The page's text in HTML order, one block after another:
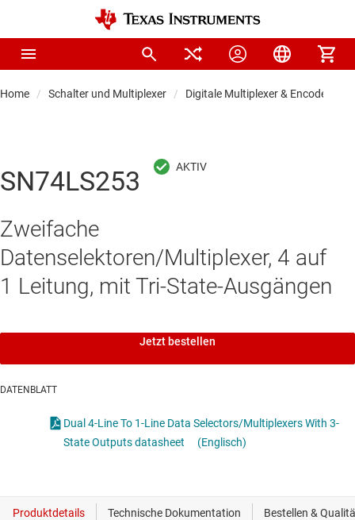
Home Schalter und Multiplexer Digitale Multiplexer & Encoder
SN74LS253
Zweifache
Datenselektoren/Multiplexer, 4 auf
1 Leitung, mit Tri-State-Ausgängen
Jetzt bestellen
DATENBLATT
Dual 4-Line To 1-Line Data Selectors/Multiplexers With 3-
State Outputs datasheet
(Englisch)